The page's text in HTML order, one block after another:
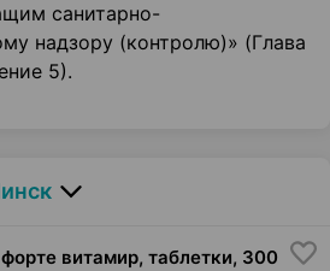
санитарно-
надзору (контролю)» (Глава
5).
витамир, таблетки, 300